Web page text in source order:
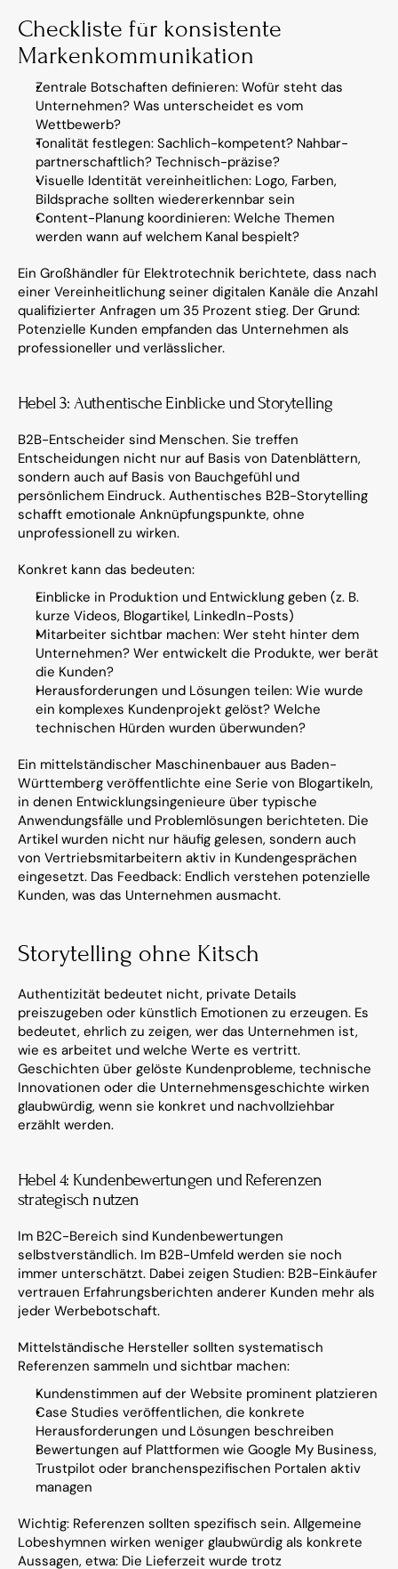
Checkliste für konsistente
Markenkommunikation
Zentrale Botschaften definieren: Wofür steht das
Unternehmen? Was unterscheidet es vom
Wettbewerb?
Tonalität festlegen: Sachlich-kompetent? Nahbar-
partnerschaftlich? Technisch-präzise?
Visuelle Identität vereinheitlichen: Logo, Farben,
Bildsprache sollten wiedererkennbar sein
Content-Planung koordinieren: Welche Themen
werden wann auf welchem Kanal bespielt?
Ein Großhändler für Elektrotechnik berichtete, dass nach
einer Vereinheitlichung seiner digitalen Kanäle die Anzahl
qualifizierter Anfragen um 35 Prozent stieg. Der Grund:
Potenzielle Kunden empfanden das Unternehmen als
professioneller und verlässlicher.
Hebel 3: Authentische Einblicke und Storytelling
B2B-Entscheider sind Menschen. Sie treffen
Entscheidungen nicht nur auf Basis von Datenblättern,
sondern auch auf Basis von Bauchgefühl und
persönlichem Eindruck. Authentisches B2B-Storytelling
schafft emotionale Anknüpfungspunkte, ohne
unprofessionell zu wirken.
Konkret kann das bedeuten:
Einblicke in Produktion und Entwicklung geben (z. B.
kurze Videos, Blogartikel, LinkedIn-Posts)
Mitarbeiter sichtbar machen: Wer steht hinter dem
Unternehmen? Wer entwickelt die Produkte, wer berät
die Kunden?
Herausforderungen und Lösungen teilen: Wie wurde
ein komplexes Kundenprojekt gelöst? Welche
technischen Hürden wurden überwunden?
Ein mittelständischer Maschinenbauer aus Baden-
Württemberg veröffentlichte eine Serie von Blogartikeln,
in denen Entwicklungsingenieure über typische
Anwendungsfälle und Problemlösungen berichteten. Die
Artikel wurden nicht nur häufig gelesen, sondern auch
von Vertriebsmitarbeitern aktiv in Kundengesprächen
eingesetzt. Das Feedback: Endlich verstehen potenzielle
Kunden, was das Unternehmen ausmacht.
Storytelling ohne Kitsch
Authentizität bedeutet nicht, private Details
preiszugeben oder künstlich Emotionen zu erzeugen. Es
bedeutet, ehrlich zu zeigen, wer das Unternehmen ist,
wie es arbeitet und welche Werte es vertritt.
Geschichten über gelöste Kundenprobleme, technische
Innovationen oder die Unternehmensgeschichte wirken
glaubwürdig, wenn sie konkret und nachvollziehbar
erzählt werden.
Hebel 4: Kundenbewertungen und Referenzen
strategisch nutzen
Im B2C-Bereich sind Kundenbewertungen
selbstverständlich. Im B2B-Umfeld werden sie noch
immer unterschätzt. Dabei zeigen Studien: B2B-Einkäufer
vertrauen Erfahrungsberichten anderer Kunden mehr als
jeder Werbebotschaft.
Mittelständische Hersteller sollten systematisch
Referenzen sammeln und sichtbar machen:
Kundenstimmen auf der Website prominent platzieren
Case Studies veröffentlichen, die konkrete
Herausforderungen und Lösungen beschreiben
Bewertungen auf Plattformen wie Google My Business,
Trustpilot oder branchenspezifischen Portalen aktiv
managen
Wichtig: Referenzen sollten spezifisch sein. Allgemeine
Lobeshymnen wirken weniger glaubwürdig als konkrete
Aussagen, etwa: Die Lieferzeit wurde trotz